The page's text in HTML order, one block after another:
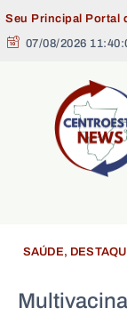
Seu Principal Portal
07/08/2026
SAÚDE,